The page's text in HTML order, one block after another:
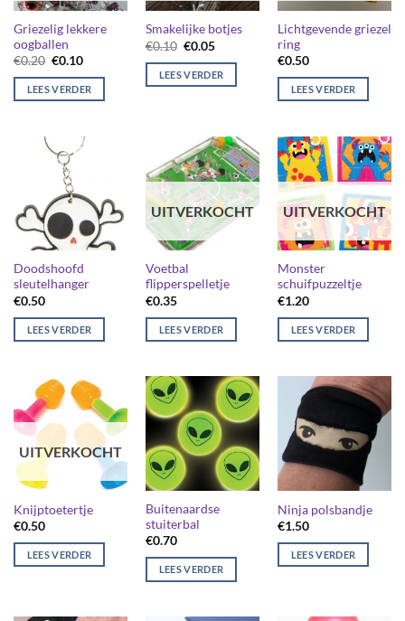
Griezelig lekkere
oogballen
€0.20 Oorspronkelijke
was:
€0.20.
€0.10Huidige
is:
€0.10.
LEES VERDER
Smakelijke botjes
€0.10 Oorspronkelijke
was:
€0.10.
€0.05Huidige
is:
€0.05.
LEES VERDER
Lichtgevende griezel
ring
€0.50
LEES VERDER
Doodshoofd
sleutelhanger
€0.50
LEES VERDER
UITVERKOCHT
Voetbal
flipperspelletje
€0.35
LEES VERDER
UITVERKOCHT
Monster
schuifpuzzeltje
€1.20
LEES VERDER
UITVERKOCHT
Knijptoetertje
€0.50
LEES VERDER
Buitenaardse
stuiterbal
€0.70
LEES VERDER
Ninja polsbandje
€1.50
LEES VERDER